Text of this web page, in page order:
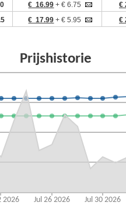
€ 16.99 + € 6.75
€
€ 17.99 + € 5.95 €